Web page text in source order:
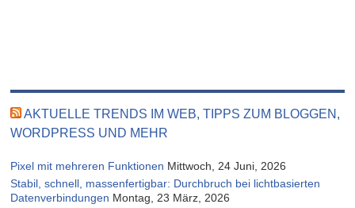
AKTUELLE TRENDS IM WEB, TIPPS ZUM BLOGGEN,
WORDPRESS UND MEHR
Pixel mit mehreren Funktionen Mittwoch, 24 Juni, 2026
Stabil, schnell, massenfertigbar: Durchbruch bei lichtbasierten
Datenverbindungen Montag, 23 März, 2026